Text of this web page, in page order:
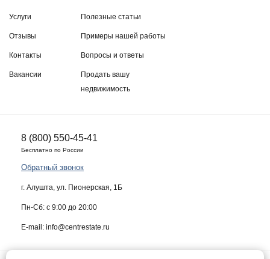
Услуги
Отзывы
Контакты
Вакансии
Полезные статьи
Примеры нашей работы
Вопросы и ответы
Продать вашу
недвижимость
8 (800) 550-45-41
Бесплатно по России
Обратный звонок
г. Алушта, ул. Пионерская, 1Б
Пн-Сб: с 9:00 до 20:00
E-mail: info@centrestate.ru